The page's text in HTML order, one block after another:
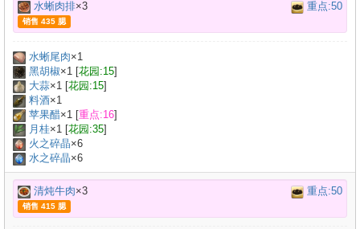
水蜥肉排×3 重点:50
销售 435 腮
水蜥尾肉×1
黑胡椒×1 [花园:15]
大蒜×1 [花园:15]
料酒×1
苹果醋×1 [重点:16]
月桂×1 [花园:35]
火之碎晶×6
水之碎晶×6
清炖牛肉×3 重点:50
销售 415 腮